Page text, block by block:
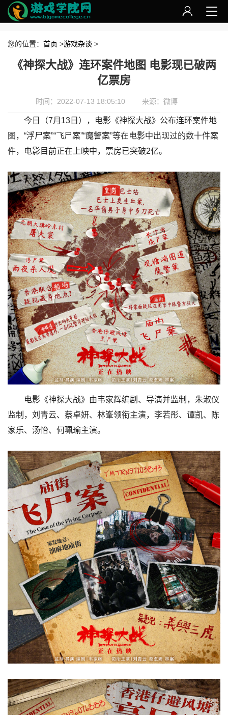
您的位置： 首页 >游戏杂谈 >
《神探大战》连环案件地图 电影现已破两
亿票房
时间：2022-07-13 18:05:10 来源：微博
今日（7月13日），电影《神探大战》公布连环案件地
图，“浮尸案”“飞尸案”“魔警案”等在电影中出现过的数十件案
件，电影目前正在上映中，票房已突破2亿。
电影《神探大战》由韦家辉编剧、导演并监制，朱淑仪
监制，刘青云、蔡卓妍、林峯领衔主演，李若彤、谭凯、陈
家乐、汤怡、何珮瑜主演。